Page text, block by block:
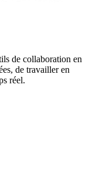
de collaboration en
de travailler en
réel.